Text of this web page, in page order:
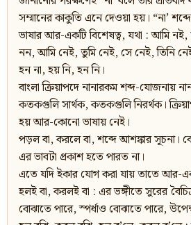
সম্মানের কাকুতি এনে দেওয়া হয়। “না’
ভাষার আর-একটি বিশেষত্ব, যথা : আমি
নন, আমি নেই, তুমি নেই, সে নেই, তিনি
হন না, হয় নি, হন নি।
বাংলা ক্রিয়াপদে নানারকম শব্দ-যোজনায়
কতকগুলি সার্থক, কতকগুলি নিরর্থক।
হয় আর-কোনো ভাষায় নেই।
পড়ল বা, করলে বা, শব্দে আশঙ্কার সূচনা।
এর ভাবটা প্রকাশ হতে পারত না।
এতে যদি ইকার যোগ করা যায় তাতে আর-
হলই বা, করলই বা : এর ভঙ্গীতে সুরের
বোঝাতে পারে, স্পর্ধাও বোঝাতে পারে,